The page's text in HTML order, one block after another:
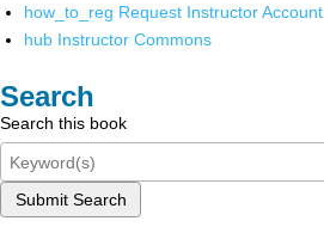
how_to_reg Request Instructor Account
hub Instructor Commons
Search
Search this book
Submit Search